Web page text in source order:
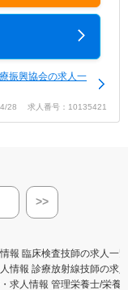
振興協会の求人一
28 求人番号：10135421
>>
報 臨床検査技師の求人一覧
情報 診療放射線技師の求
求人情報 管理栄養士/栄養